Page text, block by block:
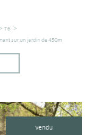
T6
sur un jardin de 450m
vendu